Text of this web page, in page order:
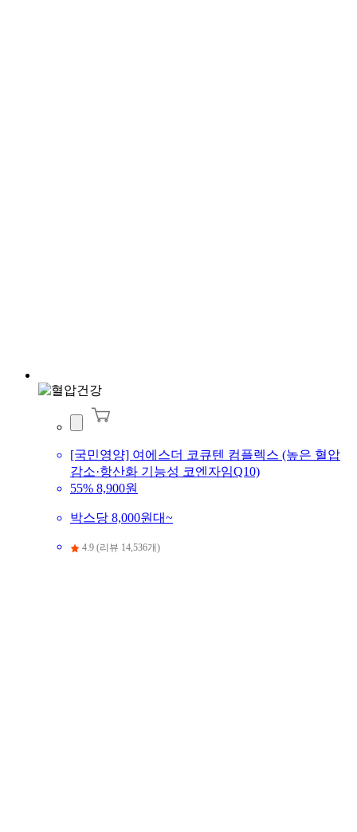
[국민영양] 여에스더 코큐텐 컴플렉스 (높은 혈압
감소·항산화 기능성 코엔자임Q10)
55% 8,900원
박스당 8,000원대~
4.9 (리뷰 14,536개)